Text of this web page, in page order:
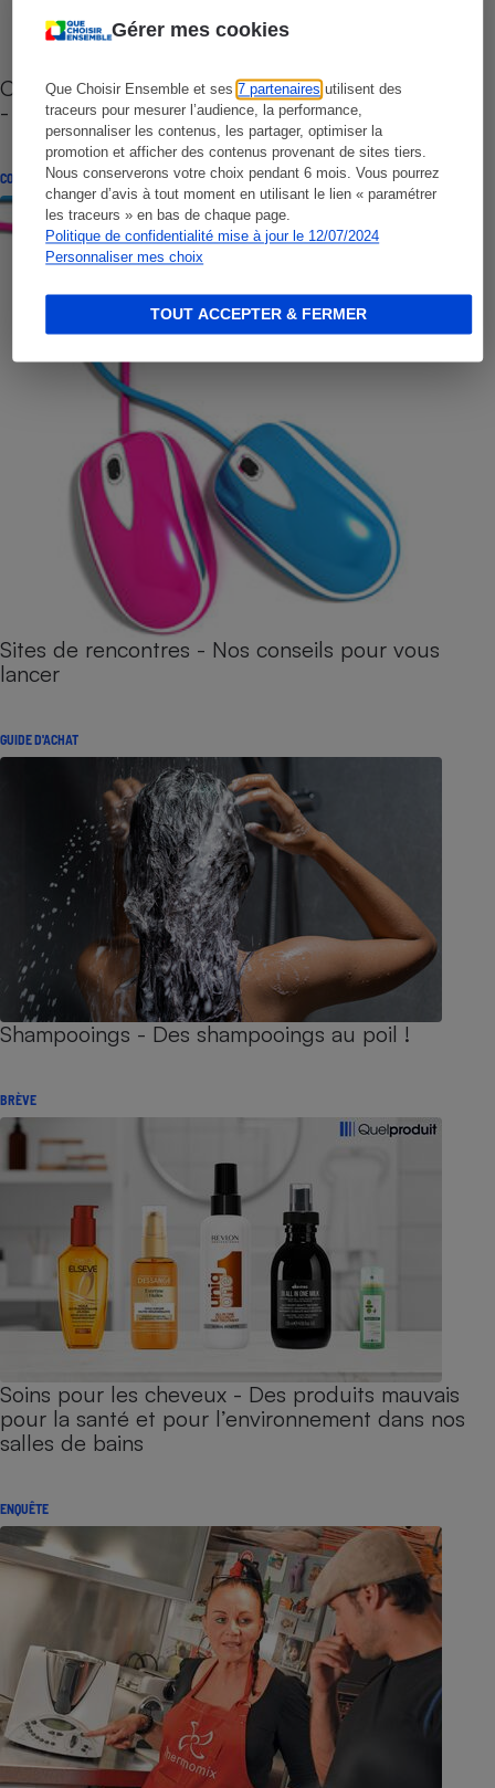
Gérer mes cookies
Que Choisir Ensemble et ses7 partenaires utilisent des
traceurs pour mesurer l’audience, la performance,
personnaliser les contenus, les partager, optimiser la
promotion et afficher des contenus provenant de sites tiers.
Nous conserverons votre choix pendant 6 mois. Vous pourrez
changer d’avis à tout moment en utilisant le lien « paramétrer
les traceurs » en bas de chaque page.
Politique de confidentialité mise à jour le 12/07/2024
Personnaliser mes choix
TOUT ACCEPTER & FERMER
Cafetière à capsules zéro déchet CoffeeB (vidéo)
- Premières impressions
CONSEILS
Sites de rencontres - Nos conseils pour vous
lancer
GUIDE D'ACHAT
Shampooings - Des shampooings au poil !
BRÈVE
Soins pour les cheveux - Des produits mauvais
pour la santé et pour l’environnement dans nos
salles de bains
ENQUÊTE